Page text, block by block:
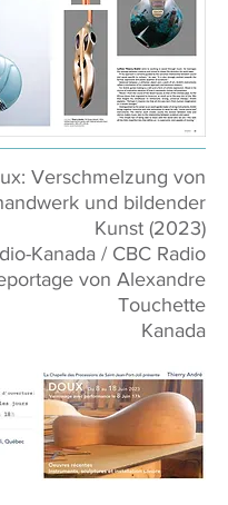
Verschmelzung von
und bildender
Kunst (2023)
Kanada / CBC Radio
von Alexandre
Touchette
Kanada